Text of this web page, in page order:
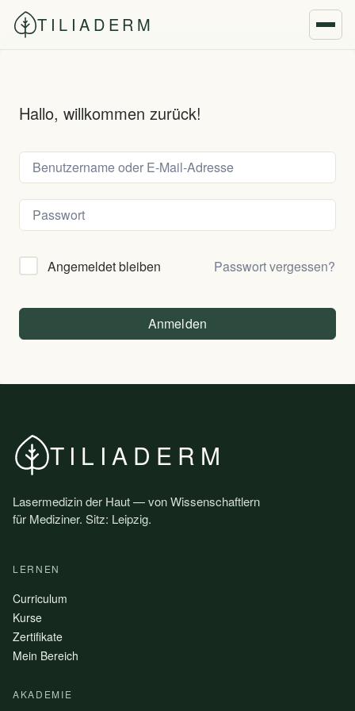
TILIADERM
Hallo, willkommen zurück!
Angemeldet bleiben Passwort vergessen?
Anmelden
TILIADERM
Lasermedizin der Haut — von Wissenschaftlern
für Mediziner. Sitz: Leipzig.
LERNEN
Curriculum
Kurse
Zertifikate
Mein Bereich
AKADEMIE